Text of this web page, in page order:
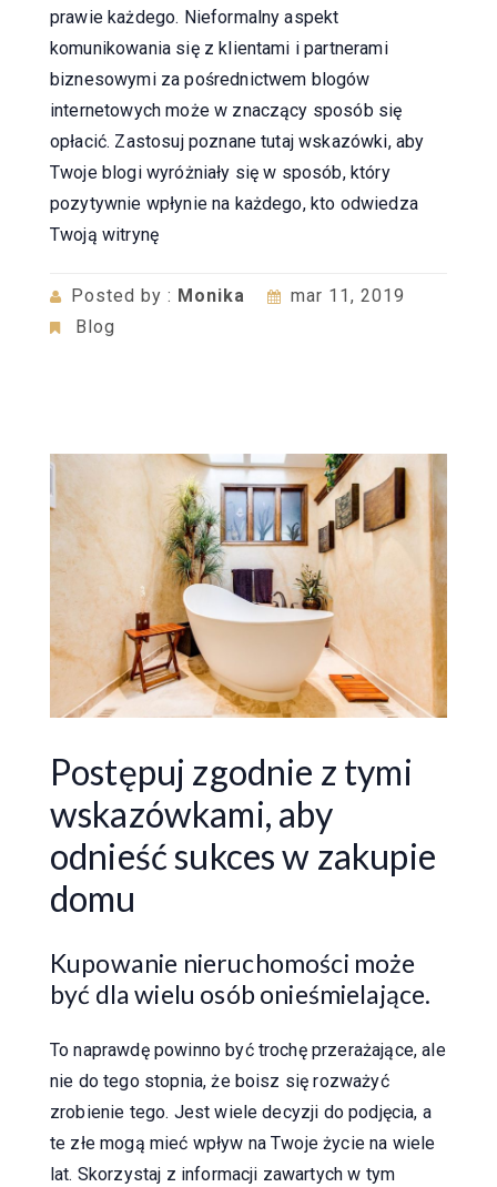
prawie każdego. Nieformalny aspekt
komunikowania się z klientami i partnerami
biznesowymi za pośrednictwem blogów
internetowych może w znaczący sposób się
opłacić. Zastosuj poznane tutaj wskazówki, aby
Twoje blogi wyróżniały się w sposób, który
pozytywnie wpłynie na każdego, kto odwiedza
Twoją witrynę
Posted by : Monika
mar 11, 2019
Blog
Postępuj zgodnie z tymi
wskazówkami, aby
odnieść sukces w zakupie
domu
Kupowanie nieruchomości może
być dla wielu osób onieśmielające.
To naprawdę powinno być trochę przerażające, ale
nie do tego stopnia, że ​​boisz się rozważyć
zrobienie tego. Jest wiele decyzji do podjęcia, a
te złe mogą mieć wpływ na Twoje życie na wiele
lat. Skorzystaj z informacji zawartych w tym